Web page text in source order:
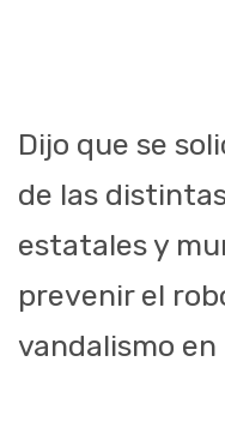
Dijo que se
de las
estatales y
prevenir el
vandalismo